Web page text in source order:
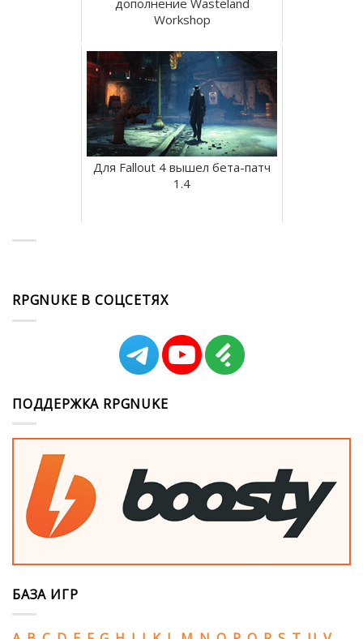
дополнение Wasteland
Workshop
Для Fallout 4 вышел бета-патч
1.4
RPGNUKE В СОЦСЕТЯХ
ПОДДЕРЖКА RPGNUKE
БАЗА ИГР